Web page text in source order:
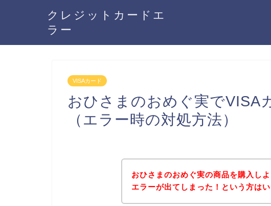
クレジットカードエ
ラー
VISAカード
おひさまのおめぐ実でVISA
（エラー時の対処方法）
おひさまのおめぐ実の商品を購入し
エラーが出てしまった！という方は